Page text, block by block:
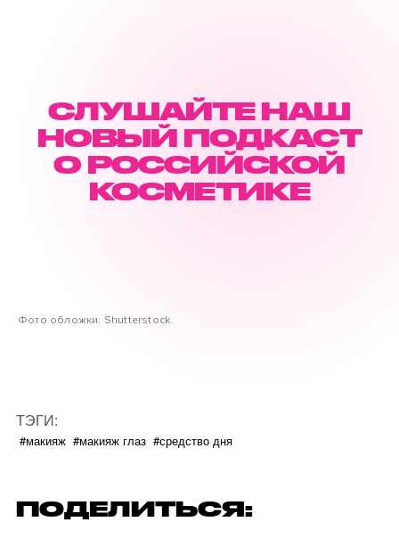
СЛУШАЙТЕ НАШ
НОВЫЙ ПОДКАСТ
О РОССИЙСКОЙ
КОСМЕТИКЕ
Фото обложки: Shutterstock.
ТЭГИ:
#макияж #макияж глаз #средство дня
ПОДЕЛИТЬСЯ: